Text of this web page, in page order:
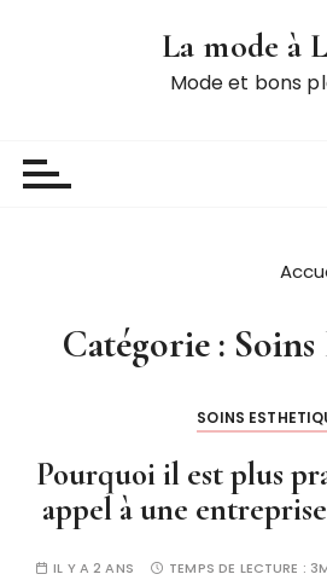
La mode à
Mode et bons
Catégorie :
SOINS
Pourquoi il est plus
appel à une
IL Y A 2 ANS TEMPS DE LECTURE :